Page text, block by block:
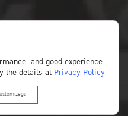
KU
and good experience
the details atPrivacy Policy